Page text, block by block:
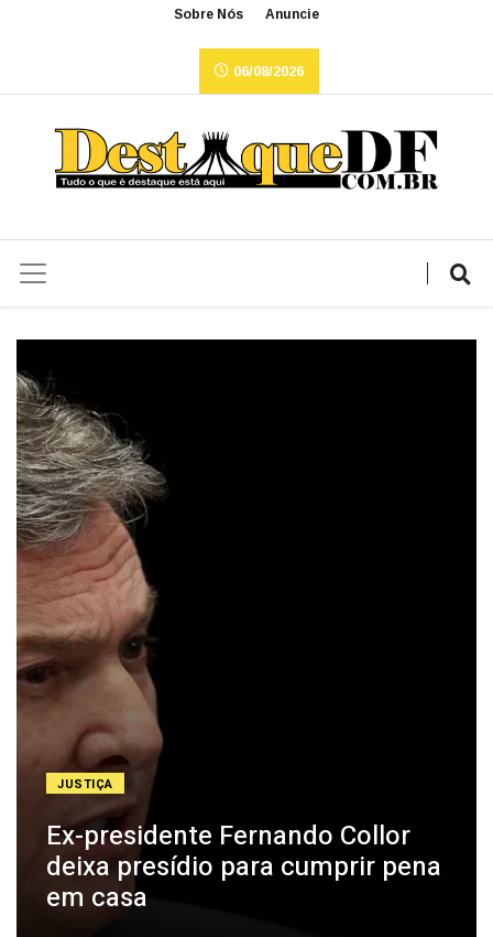
Sobre Nós Anuncie
06/08/2026
JUSTIÇA
Ex-presidente Fernando Collor
deixa presídio para cumprir pena
em casa